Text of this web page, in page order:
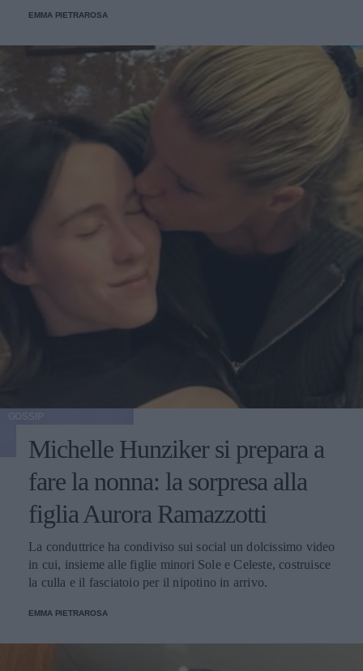
EMMA PIETRAROSA
Michelle Hunziker si prepara a
fare la nonna: la sorpresa alla
figlia Aurora Ramazzotti
La conduttrice ha condiviso sui social un dolcissimo video
in cui, insieme alle figlie minori Sole e Celeste, costruisce
la culla e il fasciatoio per il nipotino in arrivo.
EMMA PIETRAROSA